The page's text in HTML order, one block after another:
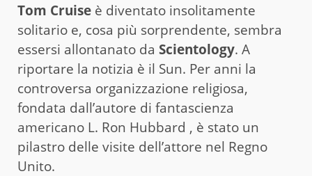
Tom Cruise è diventato insolitamente
solitario e, cosa più sorprendente, sembra
essersi allontanato da Scientology. A
riportare la notizia è il Sun. Per anni la
controversa organizzazione religiosa,
fondata dall’autore di fantascienza
americano L. Ron Hubbard , è stato un
pilastro delle visite dell’attore nel Regno
Unito.